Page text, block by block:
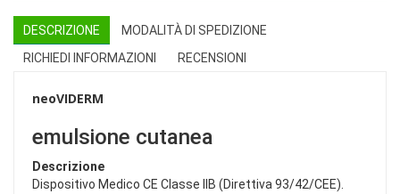
DESCRIZIONE
MODALITÀ DI SPEDIZIONE
RICHIEDI INFORMAZIONI
RECENSIONI
neoVIDERM
emulsione cutanea
Descrizione
Dispositivo Medico CE Classe IIB (Direttiva 93/42/CEE).